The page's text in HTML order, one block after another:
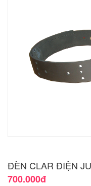
ĐÈN CLAR ĐIỆN
700.000đ